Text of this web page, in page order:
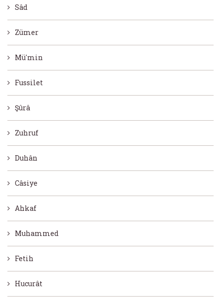
Sâd
Zümer
Mü'min
Fussilet
Şûrâ
Zuhruf
Duhân
Câsiye
Ahkaf
Muhammed
Fetih
Hucurât